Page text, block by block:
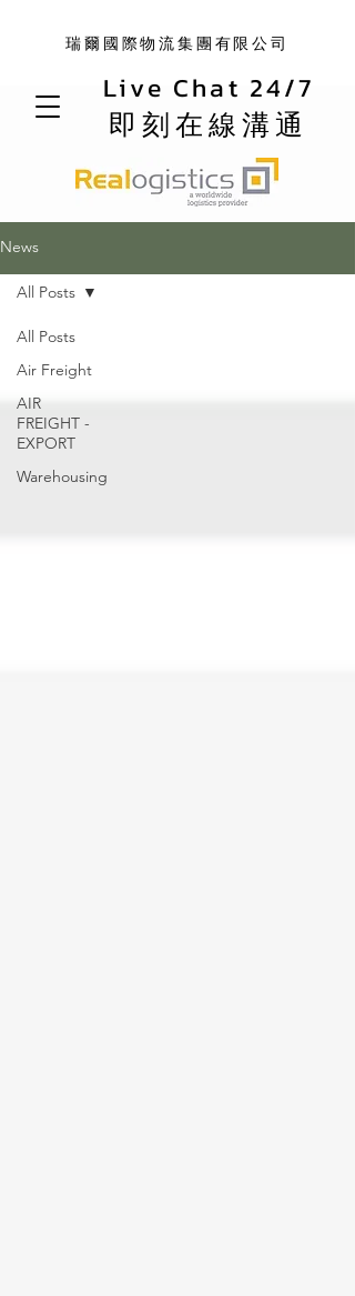
Live Chat 24/7
即刻在線溝通
瑞爾國際物流集團有限公司
News
All Posts
Air Freight
AIR
FREIGHT -
EXPORT
Warehousing
All Posts